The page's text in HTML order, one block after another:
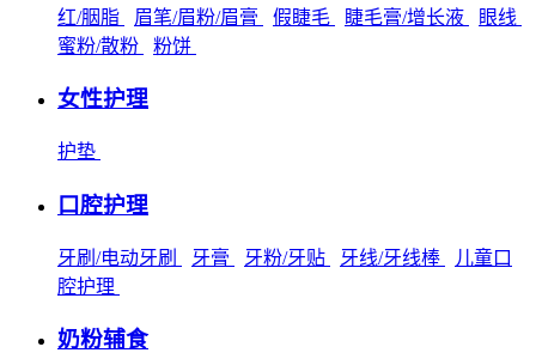
红/胭脂
眉笔/眉粉/眉膏 假睫毛 睫毛膏/增长液
眼线
蜜粉/散粉
粉饼
女性护理
护垫
口腔护理
牙刷/电动牙刷 牙膏 牙粉/牙贴 牙线/牙线棒
儿童口
腔护理
奶粉辅食